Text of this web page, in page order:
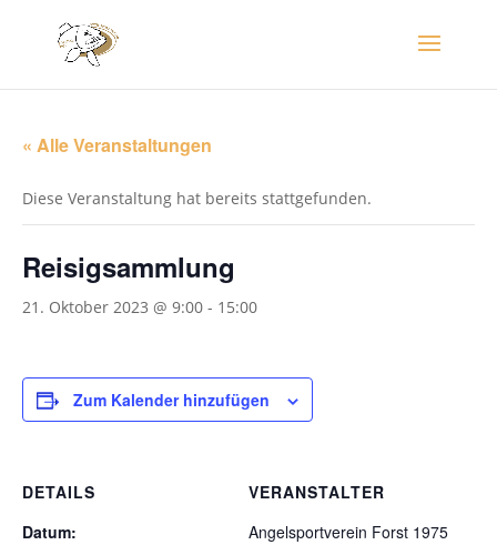
« Alle Veranstaltungen
Diese Veranstaltung hat bereits stattgefunden.
Reisigsammlung
21. Oktober 2023 @ 9:00 - 15:00
Zum Kalender hinzufügen
DETAILS
Datum:
VERANSTALTER
Angelsportverein Forst 1975